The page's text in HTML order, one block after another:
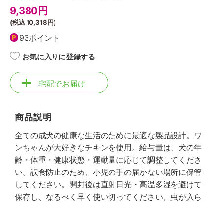
9,380 円
(税込10,318円)
93ポイント
お気に入りに登録する
宅配でお届け
商品説明
全ての成犬の健康な生活のために最適な製品設計。ワ
ンちゃんが大好きなチキンを使用。給与量は、犬の年
齢・体重・健康状態・運動量に応じて調整してくださ
い。誤食防止のため、小児の手の届かない場所に保管
してください。開封後は直射日光・高温多湿を避けて
保存し、なるべく早く使い切ってください。虫が入ら